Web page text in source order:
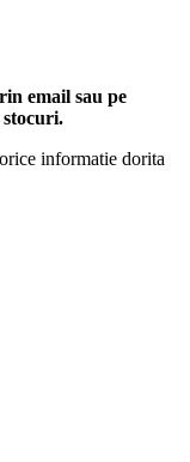
email sau pe
informatie dorita